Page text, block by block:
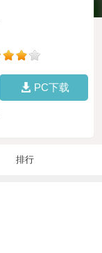
PC下载
排行